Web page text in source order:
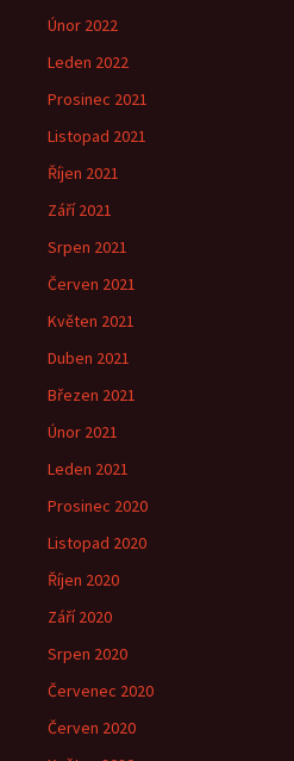
Únor 2022
Leden 2022
Prosinec 2021
Listopad 2021
Říjen 2021
Září 2021
Srpen 2021
Červen 2021
Květen 2021
Duben 2021
Březen 2021
Únor 2021
Leden 2021
Prosinec 2020
Listopad 2020
Říjen 2020
Září 2020
Srpen 2020
Červenec 2020
Červen 2020